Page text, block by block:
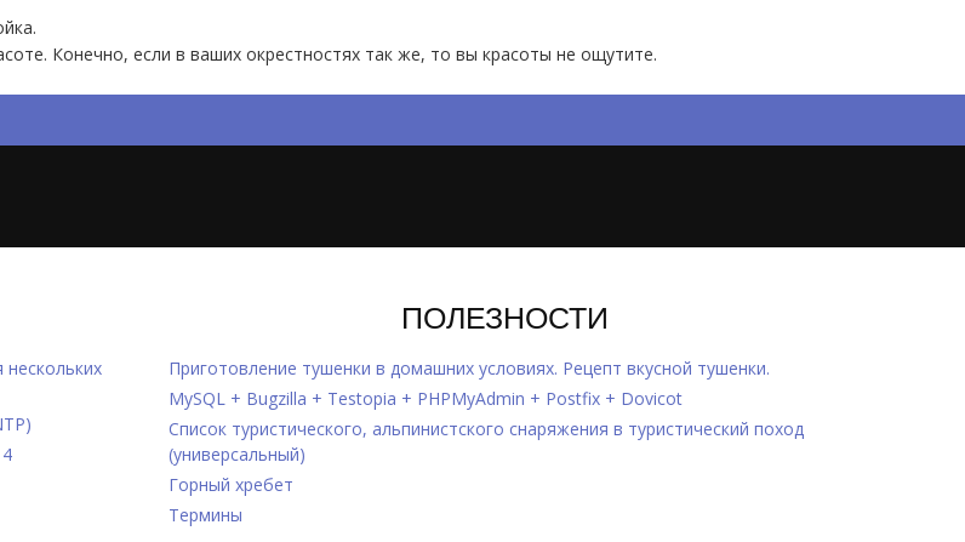
Конечно, если в ваших окрестностях так же, то вы красоты не ощутите.
нескольких
ПОЛЕЗНОСТИ
Приготовление тушенки в домашних условиях. Рецепт вкусной тушенки.
MySQL + Bugzilla + Testopia + PHPMyAdmin + Postfix + Dovicot
Список туристического, альпинистского снаряжения в туристический поход
(универсальный)
Горный хребет
Термины